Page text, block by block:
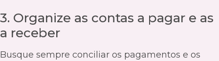
3. Organize as contas a pagar e as
a receber
Busque sempre conciliar os pagamentos e os